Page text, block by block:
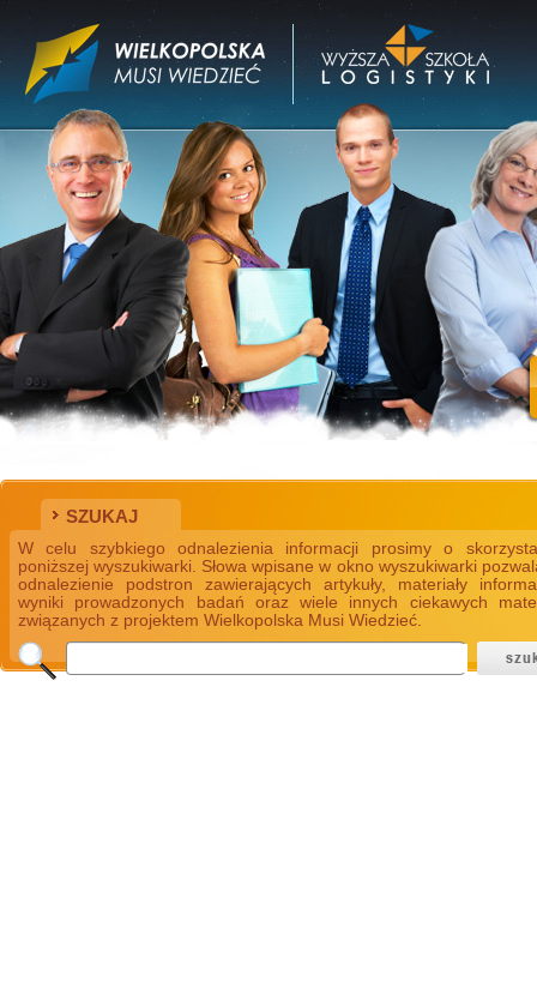
SZUKAJ
W celu szybkiego odnalezienia informacji prosimy o
poniższej wyszukiwarki. Słowa wpisane w okno wyszukiwarki
odnalezienie podstron zawierających artykuły, materiały
wyniki prowadzonych badań oraz wiele innych ciekawych
związanych z projektem Wielkopolska Musi Wiedzieć.